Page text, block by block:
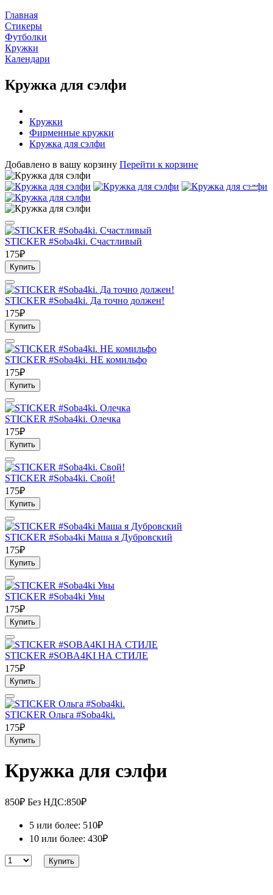
Главная
Стикеры
Футболки
Кружки
Календари
Кружка для сэлфи
Кружки
Фирменные кружки
Кружка для сэлфи
Добавлено в вашу корзину Перейти к корзине
STICKER #Soba4ki. Счастливый
175₽
Купить
STICKER #Soba4ki. Да точно должен!
175₽
Купить
STICKER #Soba4ki. НЕ комильфо
175₽
Купить
STICKER #Soba4ki. Олечка
175₽
Купить
STICKER #Soba4ki. Свой!
175₽
Купить
STICKER #Soba4ki Маша я Дубровский
175₽
Купить
STICKER #Soba4ki Увы
175₽
Купить
STICKER #SOBA4KI НА СТИЛЕ
175₽
Купить
STICKER Ольга #Soba4ki.
175₽
Купить
Кружка для сэлфи
850₽ Без НДС:850₽
5 или более: 510₽
10 или более: 430₽
Купить